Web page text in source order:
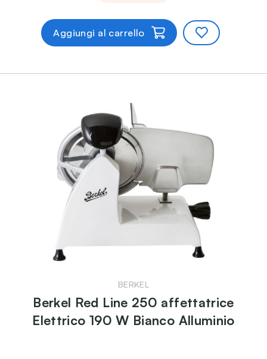
Aggiungi al carrello
BERKEL
Berkel Red Line 250 affettatrice
Elettrico 190 W Bianco Alluminio